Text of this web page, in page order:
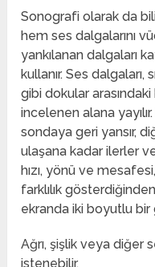
Sonografi olarak da
hem ses dalgalarını
yankılanan dalgaları
kullanır. Ses
gibi dokular arasındaki
incelenen alana
sondaya geri yansır,
ulaşana kadar ilerler ve
hızı, yönü ve
farklılık
ekranda iki boyutlu
Ağrı, şişlik veya diğer
istenebilir.